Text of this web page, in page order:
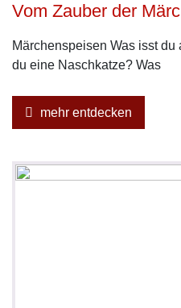
Vom Zauber der
Märchenspeisen Was isst
du eine Naschkatze? Was
mehr entdecken